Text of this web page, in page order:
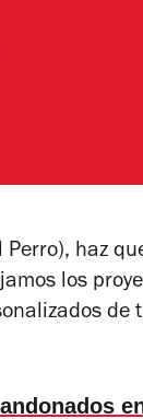
haz
los
de